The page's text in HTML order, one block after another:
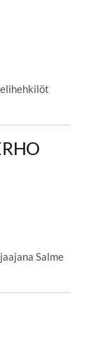
Salme